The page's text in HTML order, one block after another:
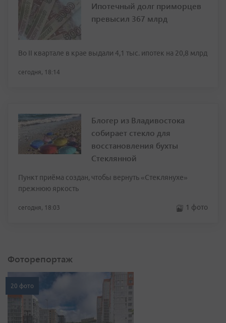
Ипотечный долг приморцев
превысил 367 млрд
Во II квартале в крае выдали 4,1 тыс. ипотек на 20,8 млрд
сегодня, 18:14
Блогер из Владивостока
собирает стекло для
восстановления бухты
Стеклянной
Пункт приёма создан, чтобы вернуть «Стеклянухе»
прежнюю яркость
сегодня, 18:03 1 фото
Фоторепортаж
20 фото